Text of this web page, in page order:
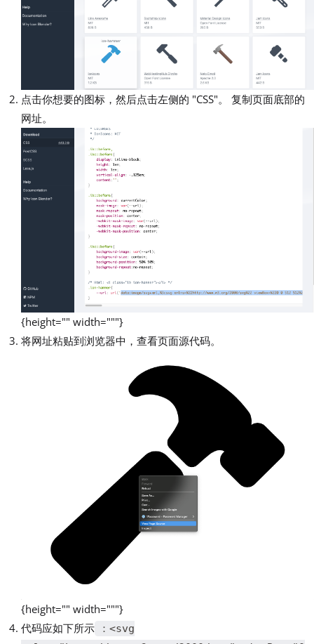
点击你想要的图标，然后点击左侧的 "CSS"。 复制页面底部的
网址。
{height="" width="""}
将网址粘贴到浏览器中，查看页面源代码。
{height="" width="""}
代码应如下所示
：<svg